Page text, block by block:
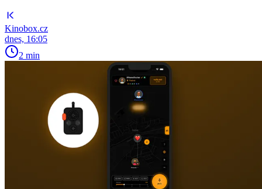
Kinobox.cz
dnes, 16:05
2 min